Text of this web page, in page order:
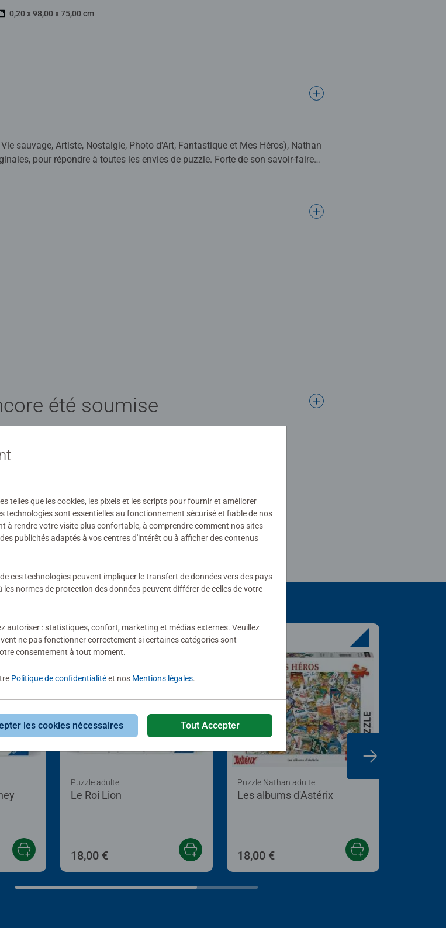
0,20 x 98,00 x 75,00 cm
sauvage, Artiste, Nostalgie, Photo d'Art, Fantastique et Mes Héros), Nathan
pour répondre à toutes les envies de puzzle. Forte de son savoir-faire
idéal pour profiter de cette activité, propice au calme et à la relaxation.
été soumise
Le Roi Lion
Puzzle adulte
18,00 €
Les albums d'Astérix
Puzzle Nathan adulte
18,00 €
telles que les cookies, les pixels et les scripts pour fournir et améliorer
technologies sont essentielles au fonctionnement sécurisé et fiable de nos
à rendre votre visite plus confortable, à comprendre comment nos sites
publicités adaptés à vos centres d'intérêt ou à afficher des contenus
ces technologies peuvent impliquer le transfert de données vers des pays
normes de protection des données peuvent différer de celles de votre
autoriser : statistiques, confort, marketing et médias externes. Veuillez
ne pas fonctionner correctement si certaines catégories sont
consentement à tout moment.
Politique de confidentialitéet nos Mentions légales.
les cookies nécessaires Tout Accepter